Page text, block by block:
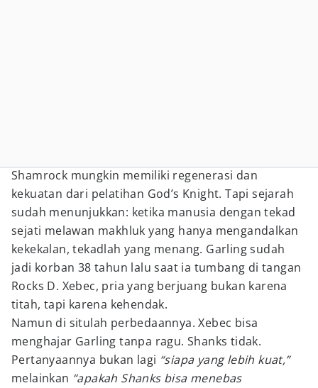
Shamrock mungkin memiliki regenerasi dan
kekuatan dari pelatihan God’s Knight. Tapi sejarah
sudah menunjukkan: ketika manusia dengan tekad
sejati melawan makhluk yang hanya mengandalkan
kekekalan, tekadlah yang menang. Garling sudah
jadi korban 38 tahun lalu saat ia tumbang di tangan
Rocks D. Xebec, pria yang berjuang bukan karena
titah, tapi karena kehendak.
Namun di situlah perbedaannya. Xebec bisa
menghajar Garling tanpa ragu. Shanks tidak.
Pertanyaannya bukan lagi “siapa yang lebih kuat,”
melainkan “apakah Shanks bisa menebas